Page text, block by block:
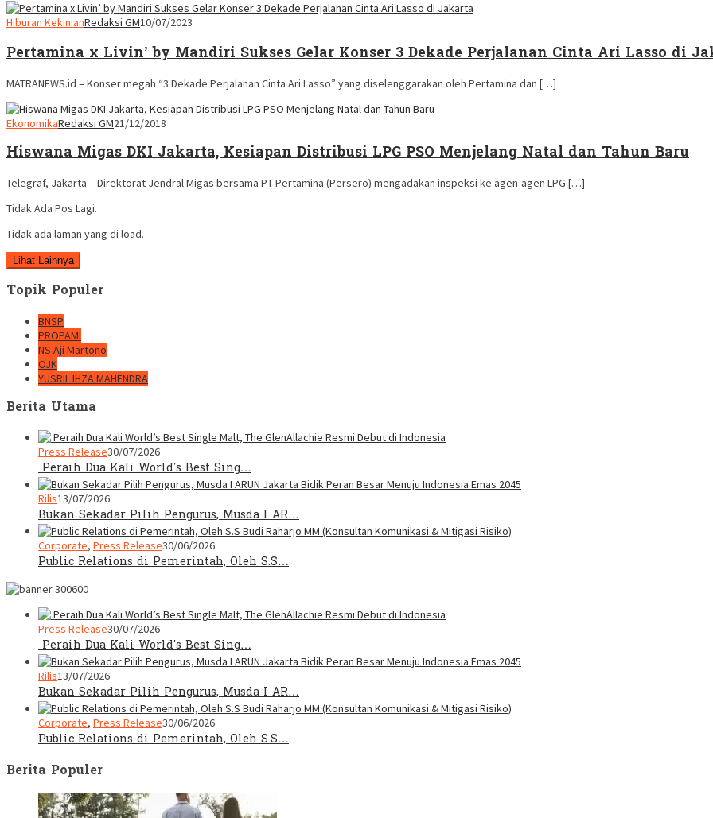
Hiburan KekinianRedaksi GM10/07/2023
Pertamina x Livin’ by Mandiri Sukses Gelar Konser 3 Dekade Perjalanan Cinta Ari Lasso di
MATRANEWS.id – Konser megah “3 Dekade Perjalanan Cinta Ari Lasso” yang diselenggarakan oleh Pertamina dan […]
EkonomikaRedaksi GM21/12/2018
Hiswana Migas DKI Jakarta, Kesiapan Distribusi LPG PSO Menjelang Natal dan Tahun Baru
Telegraf, Jakarta – Direktorat Jendral Migas bersama PT Pertamina (Persero) mengadakan inspeksi ke agen-agen LPG […]
Tidak Ada Pos Lagi.
Tidak ada laman yang di load.
Lihat Lainnya
Topik Populer
BNSP
PROPAMI
NS Aji Martono
OJK
YUSRIL IHZA MAHENDRA
Berita Utama
Press Release30/07/2026
Peraih Dua Kali World’s Best Sing…
Rilis13/07/2026
Bukan Sekadar Pilih Pengurus, Musda I AR…
Corporate, Press Release30/06/2026
Public Relations di Pemerintah, Oleh S.S…
Press Release30/07/2026
Peraih Dua Kali World’s Best Sing…
Rilis13/07/2026
Bukan Sekadar Pilih Pengurus, Musda I AR…
Corporate, Press Release30/06/2026
Public Relations di Pemerintah, Oleh S.S…
Berita Populer